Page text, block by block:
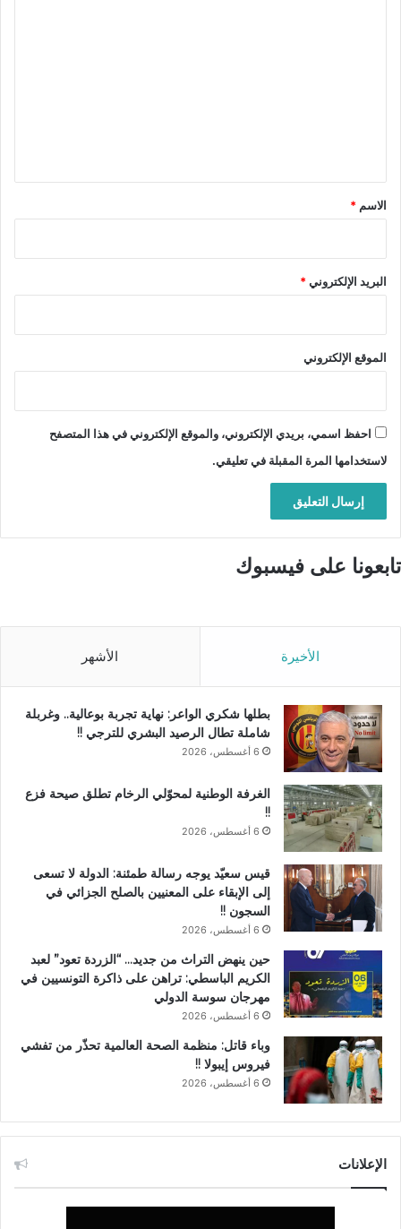
*
الاسم *
البريد الإلكتروني*
الموقع الإلكتروني
احفظ اسمي، بريدي الإلكتروني، والموقع الإلكتروني في هذا المتصفح
لاستخدامها المرة المقبلة في تعليقي.
تابعونا على فيسبوك
الأخيرة الأشهر
بطلها شكري الواعر: نهاية تجربة بوعالية.. وغربلة
شاملة تطال الرصيد البشري للترجي !!
6 أغسطس، 2026
الغرفة الوطنية لمحوّلي الرخام تطلق صيحة فزع
!!
6 أغسطس، 2026
قيس سعيّد يوجه رسالة طمئنة: الدولة لا تسعى
إلى الإبقاء على المعنيين بالصلح الجزائي في
السجون !!
6 أغسطس، 2026
حين ينهض التراث من جديد… “الزردة تعود” لعبد
الكريم الباسطي: تراهن على ذاكرة التونسيين في
مهرجان سوسة الدولي
6 أغسطس، 2026
وباء قاتل: منظمة الصحة العالمية تحذّر من تفشي
فيروس إيبولا !!
6 أغسطس، 2026
الإعلانات